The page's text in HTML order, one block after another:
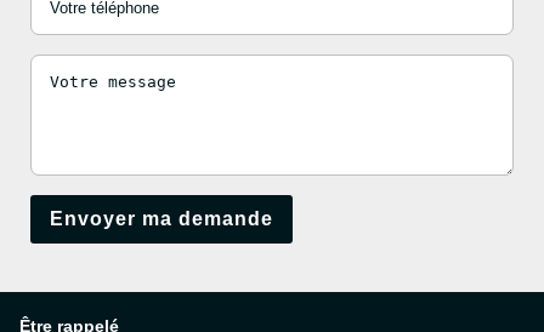
Être rappelé